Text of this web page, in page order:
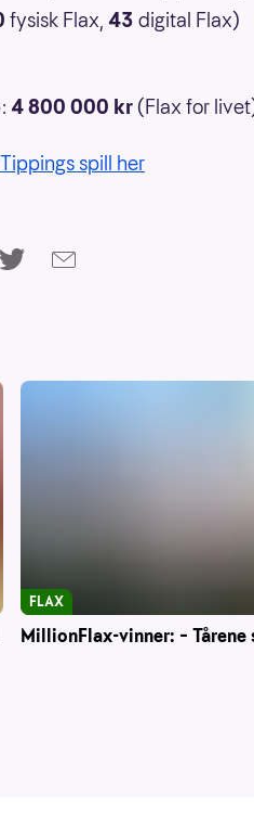
fysisk Flax, 43 digital Flax)
4 800 000 kr (Flax for
spill her
MillionFlax-vinner: –
FLAX